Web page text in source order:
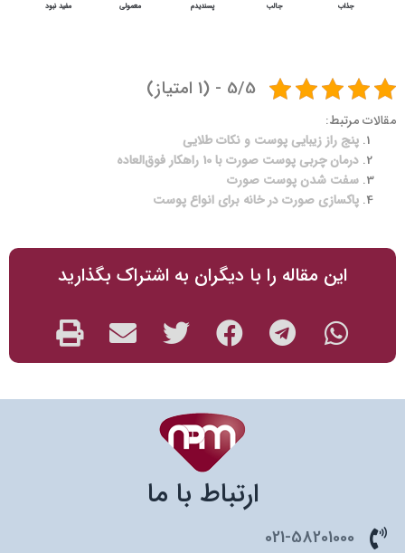
جذاب جالب پسندیدم معمولی مفید نبود
5/5 - (1 امتیاز)
مقالات مرتبط:
پنج راز زیبایی پوست و نکات طلایی
درمان چربی پوست صورت با 10 راهکار فوق‌العاده
سفت شدن پوست صورت
پاکسازی صورت در خانه برای انواع پوست
این مقاله را با دیگران به اشتراک بگذارید
ارتباط با ما
021-58201000